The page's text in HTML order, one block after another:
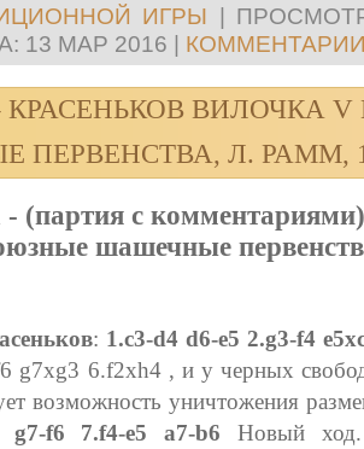
ИГРЫ |
13 МАР 2016 | КОММЕНТАРИИ
КРАСЕНЬКОВ ВИЛОЧКА
ПЕРВЕНСТВА, Л. РАММ,
- (партия с комментариями)
шашечные
: 1.c3-d4 d6-e5 2.g3-f4
g7xg3 6.f2xh4 , и у черных
возможность уничтожения
g7-f6 7.f4-e5 a7-b6 Новый ход.